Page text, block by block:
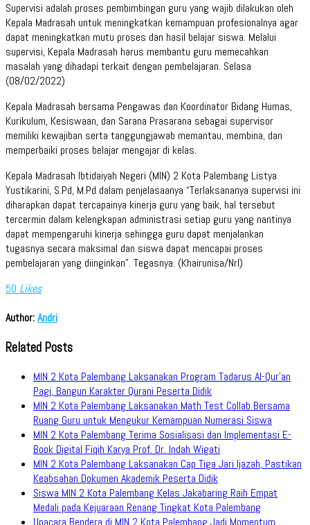
Supervisi adalah proses pembimbingan guru yang wajib dilakukan oleh
Kepala Madrasah untuk meningkatkan kemampuan profesionalnya agar
dapat meningkatkan mutu proses dan hasil belajar siswa. Melalui
supervisi, Kepala Madrasah harus membantu guru memecahkan
masalah yang dihadapi terkait dengan pembelajaran. Selasa
(08/02/2022)
Kepala Madrasah bersama Pengawas dan Koordinator Bidang Humas,
Kurikulum, Kesiswaan, dan Sarana Prasarana sebagai supervisor
memiliki kewajiban serta tanggungjawab memantau, membina, dan
memperbaiki proses belajar mengajar di kelas.
Kepala Madrasah Ibtidaiyah Negeri (MIN) 2 Kota Palembang Listya
Yustikarini, S.Pd, M.Pd dalam penjelasaanya “Terlaksananya supervisi ini
diharapkan dapat tercapainya kinerja guru yang baik, hal tersebut
tercermin dalam kelengkapan administrasi setiap guru yang nantinya
dapat mempengaruhi kinerja sehingga guru dapat menjalankan
tugasnya secara maksimal dan siswa dapat mencapai proses
pembelajaran yang diinginkan”. Tegasnya. (Khairunisa/Nrl)
50 Likes
Author:Andri
Related Posts
MIN 2 Kota Palembang Laksanakan Program Tadarus Al-Qur’an
Pagi, Bangun Karakter Qurani Peserta Didik
MIN 2 Kota Palembang Laksanakan Math Test Collab Bersama
Ruang Guru untuk Mengukur Kemampuan Numerasi Siswa
MIN 2 Kota Palembang Terima Sosialisasi dan Implementasi E-
Book Digital Fiqih Karya Prof. Dr. Indah Wigati
MIN 2 Kota Palembang Laksanakan Cap Tiga Jari Ijazah, Pastikan
Keabsahan Dokumen Akademik Peserta Didik
Siswa MIN 2 Kota Palembang Kelas Jakabaring Raih Empat
Medali pada Kejuaraan Renang Tingkat Kota Palembang
Upacara Bendera di MIN 2 Kota Palembang Jadi Momentum